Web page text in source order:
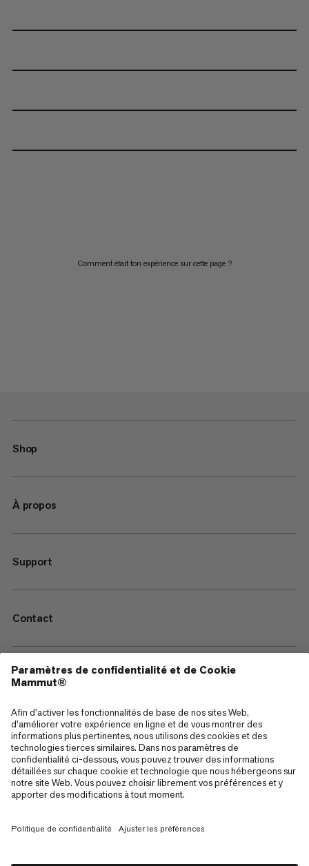
Comment était ton expérience sur cette page ?
Shop
À propos
Support
Contact
—
Sitemap
Cookies
Mentions Légales